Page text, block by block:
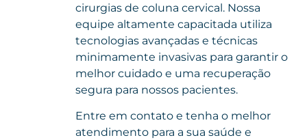
cirurgias de coluna cervical. Nossa
equipe altamente capacitada utiliza
tecnologias avançadas e técnicas
minimamente invasivas para garantir o
melhor cuidado e uma recuperação
segura para nossos pacientes.
Entre em contato e tenha o melhor
atendimento para a sua saúde e